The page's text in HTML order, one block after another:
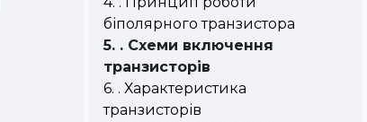
біполярного транзистора
5. . Схеми включення
транзисторів
6. . Характеристика
транзисторів